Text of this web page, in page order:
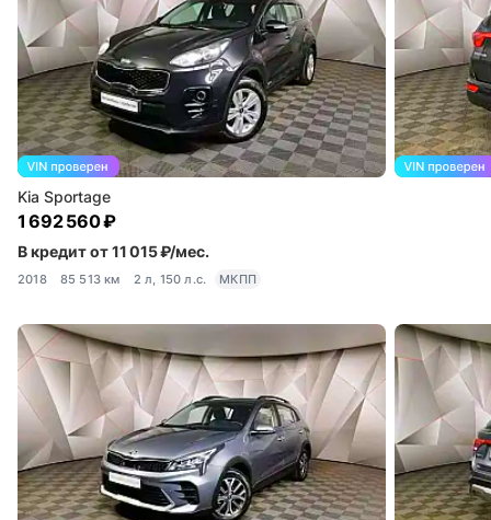
Kia Sportage
1 692 560 ₽
В кредит от 11 015 ₽/мес.
2018 85 513 км 2 л, 150 л.с. МКПП